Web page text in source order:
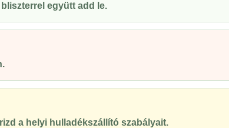
együtt add le.
a helyi hulladékszállító szabályait.